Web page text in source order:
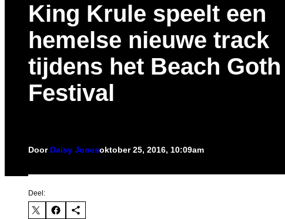
King Krule speelt een
hemelse nieuwe track
tijdens het Beach Goth
Festival
Door Daisy Jonesoktober 25, 2016, 10:09am
Deel: